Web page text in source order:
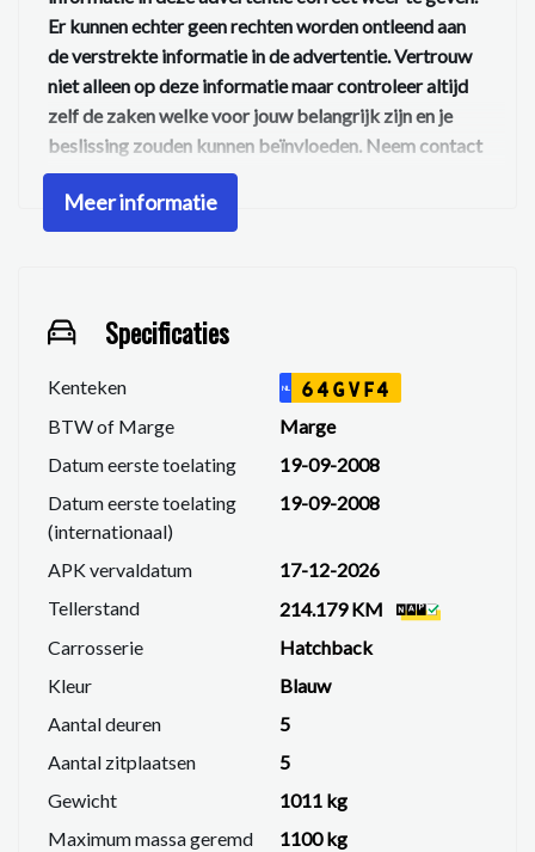
Er kunnen echter geen rechten worden ontleend aan
de verstrekte informatie in de advertentie. Vertrouw
niet alleen op deze informatie maar controleer altijd
zelf de zaken welke voor jouw belangrijk zijn en je
beslissing zouden kunnen beïnvloeden. Neem contact
op met de verkoper voor aanvullende vragen.
Meer informatie
Specificaties
Kenteken NL 64GVF4
BTW of Marge
Marge
Datum eerste toelating
19-09-2008
Datum eerste toelating
(internationaal)
19-09-2008
APK vervaldatum
17-12-2026
Tellerstand
214.179 KM
Carrosserie
Hatchback
Kleur
Blauw
Aantal deuren
5
Aantal zitplaatsen
5
Gewicht
1011 kg
Maximum massa geremd
1100 kg